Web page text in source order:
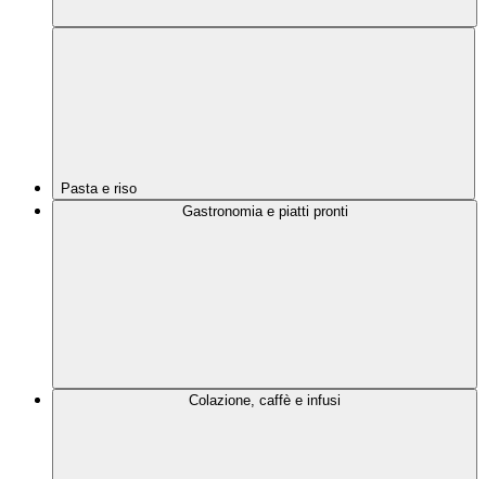
Pasta e riso
Gastronomia e piatti pronti
Colazione, caffè e infusi